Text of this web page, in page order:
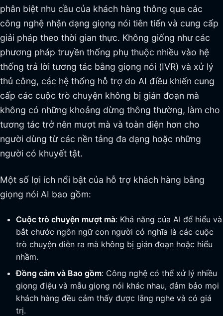
phân biệt nhu cầu của khách hàng thông qua các
công nghệ nhận dạng giọng nói tiên tiến và cung cấp
giải pháp theo thời gian thực. Không giống như các
phương pháp truyền thống phụ thuộc nhiều vào hệ
thống trả lời tương tác bằng giọng nói (IVR) và xử lý
thủ công, các hệ thống hỗ trợ do AI điều khiển cung
cấp các cuộc trò chuyện không bị gián đoạn mà
không có những khoảng dừng thông thường, làm cho
tương tác trở nên mượt mà và toàn diện hơn cho
người dùng từ các nền tảng đa dạng hoặc những
người có khuyết tật.
Một số lợi ích nổi bật của hỗ trợ khách hàng bằng
giọng nói AI bao gồm:
Cuộc trò chuyện mượt mà: Khả năng của AI để hiểu và
bắt chước ngôn ngữ con người có nghĩa là các cuộc
trò chuyện diễn ra mà không bị gián đoạn hoặc hiểu
nhầm.
Đồng cảm và Bao gồm: Công nghệ có thể xử lý nhiều
giọng điệu và mẫu giọng nói khác nhau, đảm bảo mọi
khách hàng đều cảm thấy được lắng nghe và có giá
trị.